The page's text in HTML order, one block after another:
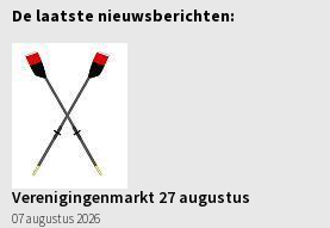
De laatste nieuwsberichten:
Verenigingenmarkt 27 augustus
07 augustus 2026